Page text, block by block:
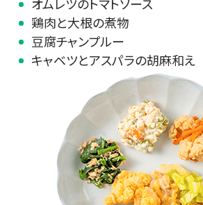
鶏肉と大根の煮物
豆腐チャンプルー
キャベツとアスパラの胡麻和え